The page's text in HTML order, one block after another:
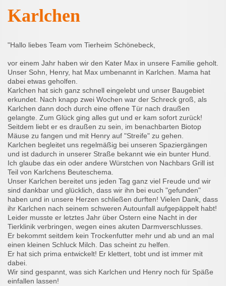
Karlchen
"Hallo liebes Team vom Tierheim Schönebeck,
vor einem Jahr haben wir den Kater Max in unsere Familie geholt.
Unser Sohn, Henry, hat Max umbenannt in Karlchen. Mama hat
dabei etwas geholfen.
Karlchen hat sich ganz schnell eingelebt und unser Baugebiet
erkundet. Nach knapp zwei Wochen war der Schreck groß, als
Karlchen dann doch durch eine offene Tür nach draußen
gelangte. Zum Glück ging alles gut und er kam sofort zurück!
Seitdem liebt er es draußen zu sein, im benachbarten Biotop
Mäuse zu fangen und mit Henry auf "Streife" zu gehen.
Karlchen begleitet uns regelmäßig bei unseren Spaziergängen
und ist dadurch in unserer Straße bekannt wie ein bunter Hund.
Ich glaube das ein oder andere Würstchen von Nachbars Grill ist
Teil von Karlchens Beuteschema.
Unser Karlchen bereitet uns jeden Tag ganz viel Freude und wir
sind dankbar und glücklich, dass wir ihn bei euch "gefunden"
haben und in unsere Herzen schließen durften! Vielen Dank, dass
ihr Karlchen nach seinem schweren Autounfall aufgepäppelt habt!
Leider musste er letztes Jahr über Ostern eine Nacht in der
Tierklinik verbringen, wegen eines akuten Darmverschlusses.
Er bekommt seitdem kein Trockenfutter mehr und ab und an mal
einen kleinen Schluck Milch. Das scheint zu helfen.
Er hat sich prima entwickelt! Er klettert, tobt und ist immer mit
dabei.
Wir sind gespannt, was sich Karlchen und Henry noch für Späße
einfallen lassen!